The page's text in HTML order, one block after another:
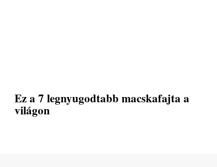
Ez a 7 legnyugodtabb macskafajta a
világon